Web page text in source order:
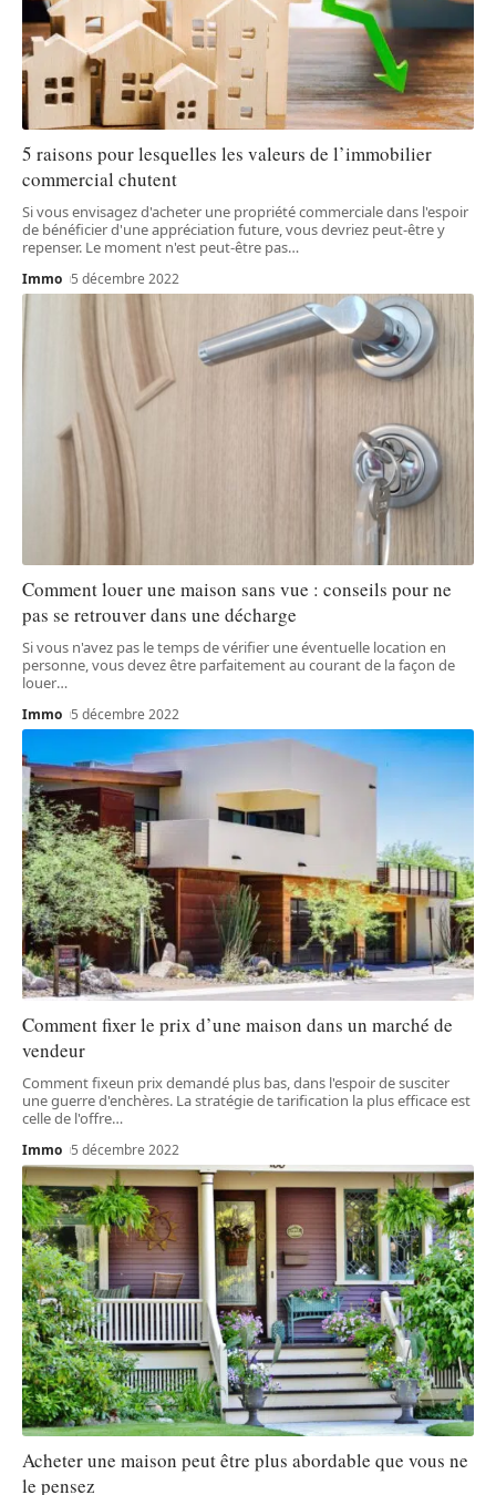
5 raisons pour lesquelles les valeurs de l’immobilier
commercial chutent
Si vous envisagez d'acheter une propriété commerciale dans l'espoir
de bénéficier d'une appréciation future, vous devriez peut-être y
repenser. Le moment n'est peut-être pas…
Immo 5 décembre 2022
Comment louer une maison sans vue : conseils pour ne
pas se retrouver dans une décharge
Si vous n'avez pas le temps de vérifier une éventuelle location en
personne, vous devez être parfaitement au courant de la façon de
louer…
Immo 5 décembre 2022
Comment fixer le prix d’une maison dans un marché de
vendeur
Comment fixeun prix demandé plus bas, dans l'espoir de susciter
une guerre d'enchères. La stratégie de tarification la plus efficace est
celle de l'offre…
Immo 5 décembre 2022
Acheter une maison peut être plus abordable que vous ne
le pensez